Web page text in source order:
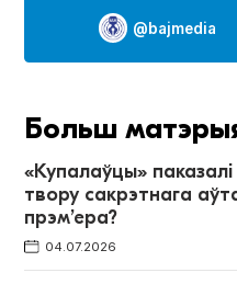
@bajmedia
Больш
«Купалаўцы»
твору сакрэтнага
прэм’ера?
04.07.2026